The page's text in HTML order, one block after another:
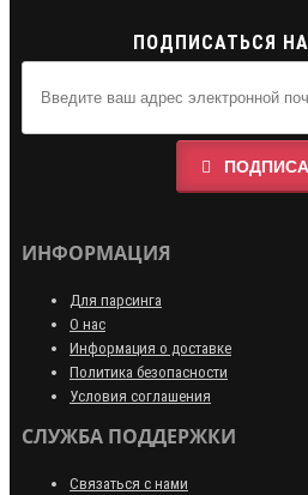
ПОДПИСАТЬСЯ
ИНФОРМАЦИЯ
Для парсинга
О нас
Информация о доставке
Политика безопасности
Условия соглашения
СЛУЖБА ПОДДЕРЖКИ
Связаться с нами